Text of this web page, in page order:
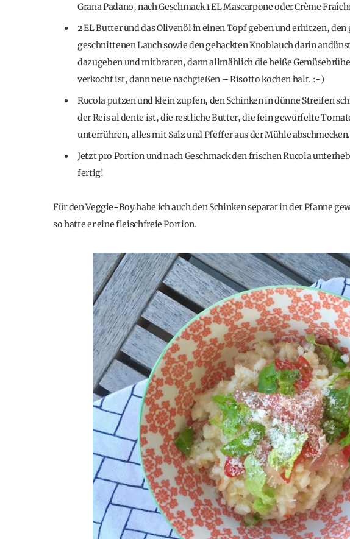
Grana Padano, nach Geschmack 1 EL Mascarpone oder Crème
2 EL Butter und das Olivenöl in einen Topf geben und erhitzen,
geschnittenen Lauch sowie den gehackten Knoblauch darin
dazugeben und mitbraten, dann allmählich die heiße
verkocht ist, dann neue nachgießen – Risotto kochen halt. :-)
Rucola putzen und klein zupfen, den Schinken in dünne Streifen
der Reis al dente ist, die restliche Butter, die fein gewürfelte
unterrühren, alles mit Salz und Pfeffer aus der Mühle abschmecken.
Jetzt pro Portion und nach Geschmack den frischen Rucola
fertig!
Für den Veggie-Boy habe ich auch den Schinken separat in der Pfanne
so hatte er eine fleischfreie Portion.